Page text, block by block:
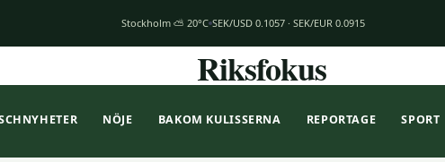
Stockholm ⛅ 20°C SEK/USD 0.1057 · SEK/EUR 0.0915
Riksfokus
NÖJE BAKOM KULISSERNA REPORTAGE SPORT